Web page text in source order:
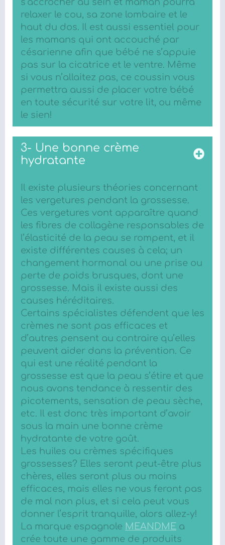
relaxer le cou, sa zone lombaire et le
haut du dos. Il est aussi essentiel pour
les mamans qui ont accouché par
césarienne afin que bébé ne s’appuie
pas sur la cicatrice et le ventre. Même
si vous n’allaitez pas, ce coussin vous
permettra aussi de placer votre bébé
en toute sécurité sur votre lit, ou même
le sien!
3- Une bonne crème
hydratante
Il existe plusieurs théories concernant
les vergetures pendant la grossesse.
Ces vergetures vont apparaître quand
les fibres de collagène responsables de
l’élasticité de la peau se rompent, et il
existe différentes causes à cela; un
changement hormonal ou une prise ou
perte de poids brusques, dont une
grossesse. Mais il existe aussi des
causes héréditaires.
Certains spécialistes défendent que les
crèmes ne sont pas efficaces et
d’autres pensent au contraire qu’elles
peuvent aider dans la prévention. Ce
qui est une réalité pendant la
grossesse est que la peau s’étire et que
nous avons tendance à ressentir des
picotements, sensation de peau sèche,
etc. Il est donc très important d’avoir
sous la main une bonne crème
hydratante de votre goût.
Les huiles ou crèmes spécifiques
grossesses? Elles seront peut-être plus
chères, elles seront plus ou moins
efficaces, mais elles ne vous feront pas
de mal non plus, et si cela peut vous
donner l’esprit tranquille, alors allez-y!
La marque espagnole MEANDME a
crée toute une gamme de produits